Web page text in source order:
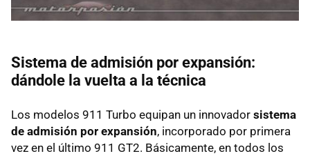
Sistema de admisión por expansión:
dándole la vuelta a la técnica
Los modelos 911 Turbo equipan un innovador sistema
de admisión por expansión, incorporado por primera
vez en el último 911 GT2. Básicamente, en todos los